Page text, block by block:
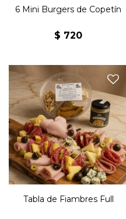
6 Mini Burgers de Copetín
$ 720
Tabla de fiambres con
jamón, salame, lomito,
bondiola, queso parmesano,
queso colonia, queso
roquefort, aceitunas verdes y
aceitunas negras.
Acompañado de 12 pancitos
saborizados, snacks y
hummus Beans.
Tabla de Fiambres Full